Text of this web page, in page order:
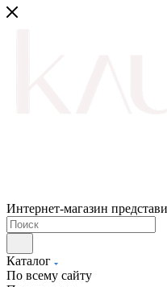
Интернет-магазин
Каталог
По всему сайту